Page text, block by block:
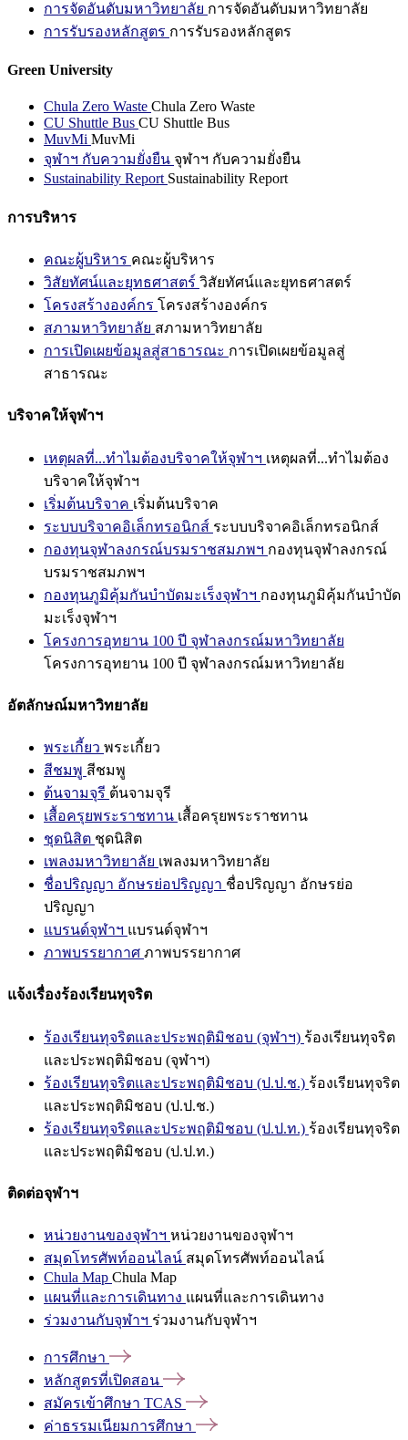
การจัดอันดับมหาวิทยาลัย การจัดอันดับมหาวิทยาลัย
การรับรองหลักสูตร การรับรองหลักสูตร
Green University
Chula Zero Waste Chula Zero Waste
CU Shuttle Bus CU Shuttle Bus
MuvMi MuvMi
จุฬาฯ กับความยั่งยืน จุฬาฯ กับความยั่งยืน
Sustainability Report Sustainability Report
การบริหาร
คณะผู้บริหาร คณะผู้บริหาร
วิสัยทัศน์และยุทธศาสตร์ วิสัยทัศน์และยุทธศาสตร์
โครงสร้างองค์กร โครงสร้างองค์กร
สภามหาวิทยาลัย สภามหาวิทยาลัย
การเปิดเผยข้อมูลสู่สาธารณะ การเปิดเผยข้อมูลสู่
สาธารณะ
บริจาคให้จุฬาฯ
เหตุผลที่...ทำไมต้องบริจาคให้จุฬาฯ เหตุผลที่...ทำไมต้อง
บริจาคให้จุฬาฯ
เริ่มต้นบริจาค เริ่มต้นบริจาค
ระบบบริจาคอิเล็กทรอนิกส์ ระบบบริจาคอิเล็กทรอนิกส์
กองทุนจุฬาลงกรณ์บรมราชสมภพฯ กองทุนจุฬาลงกรณ์
บรมราชสมภพฯ
กองทุนภูมิคุ้มกันบำบัดมะเร็งจุฬาฯ กองทุนภูมิคุ้มกันบำบัด
มะเร็งจุฬาฯ
โครงการอุทยาน 100 ปี จุฬาลงกรณ์มหาวิทยาลัย
โครงการอุทยาน 100 ปี จุฬาลงกรณ์มหาวิทยาลัย
อัตลักษณ์มหาวิทยาลัย
พระเกี้ยว พระเกี้ยว
สีชมพู สีชมพู
ต้นจามจุรี ต้นจามจุรี
เสื้อครุยพระราชทาน เสื้อครุยพระราชทาน
ชุดนิสิต ชุดนิสิต
เพลงมหาวิทยาลัย เพลงมหาวิทยาลัย
ชื่อปริญญา อักษรย่อปริญญา ชื่อปริญญา อักษรย่อ
ปริญญา
แบรนด์จุฬาฯ แบรนด์จุฬาฯ
ภาพบรรยากาศ ภาพบรรยากาศ
แจ้งเรื่องร้องเรียนทุจริต
ร้องเรียนทุจริตและประพฤติมิชอบ (จุฬาฯ) ร้องเรียนทุจริต
และประพฤติมิชอบ (จุฬาฯ)
ร้องเรียนทุจริตและประพฤติมิชอบ (ป.ป.ช.) ร้องเรียนทุจริต
และประพฤติมิชอบ (ป.ป.ช.)
ร้องเรียนทุจริตและประพฤติมิชอบ (ป.ป.ท.) ร้องเรียนทุจริต
และประพฤติมิชอบ (ป.ป.ท.)
ติดต่อจุฬาฯ
หน่วยงานของจุฬาฯ หน่วยงานของจุฬาฯ
สมุดโทรศัพท์ออนไลน์ สมุดโทรศัพท์ออนไลน์
Chula Map Chula Map
แผนที่และการเดินทาง แผนที่และการเดินทาง
ร่วมงานกับจุฬาฯ ร่วมงานกับจุฬาฯ
การศึกษา
หลักสูตรที่เปิดสอน
สมัครเข้าศึกษา TCAS
ค่าธรรมเนียมการศึกษา